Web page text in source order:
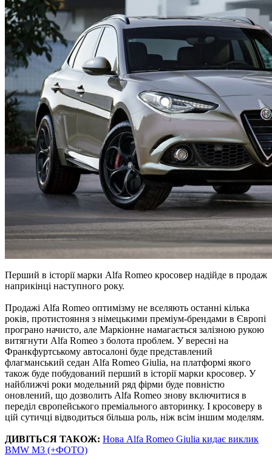
Перший в історії марки Alfa Romeo кросовер надійде в продаж
наприкінці наступного року.
Продажі Alfa Romeo оптимізму не вселяють останні кілька
років, протистояння з німецькими преміум-брендами в Європі
програно начисто, але Маркіонне намагається залізною рукою
витягнути Alfa Romeo з болота проблем. У вересні на
Франкфуртському автосалоні буде представлений
флагманський седан Alfa Romeo Giulia, на платформі якого
також буде побудований перший в історії марки кросовер. У
найближчі роки модельний ряд фірми буде повністю
оновлений, що дозволить Alfa Romeo знову включитися в
переділ європейського преміального авторинку. І кросоверу в
цій сутичці відводиться більша роль, ніж всім іншим моделям.
ДИВІТЬСЯ ТАКОЖ: Нова Alfa Romeo Giulia кидає виклик
BMW M3 (+ФОТО)